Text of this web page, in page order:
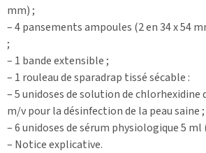
mm) ;
– 4 pansements ampoules (2 en 34 x 54
;
– 1 bande extensible ;
– 1 rouleau de sparadrap tissé sécable :
– 5 unidoses de solution de chlorhexidine
m/v pour la désinfection de la peau saine ;
– 6 unidoses de sérum physiologique 5
– Notice explicative.